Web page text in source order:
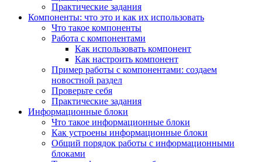
Практические задания
Компоненты: что это и как их использовать
Что такое компоненты
Работа с компонентами
Как использовать компонент
Как настроить компонент
Пример работы с компонентами: создаем
новостной раздел
Проверьте себя
Практические задания
Информационные блоки
Что такое информационные блоки
Как устроены информационные блоки
Общий порядок работы с информационными
блоками